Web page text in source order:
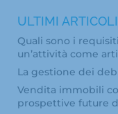
ULTIMI ARTICOLI
Quali sono i
un’attività come
La gestione dei
Vendita immobili
prospettive future